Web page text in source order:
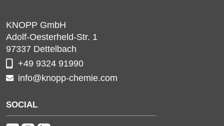
KNOPP GmbH
Adolf-Oesterheld-Str. 1
97337 Dettelbach
+49 9324 91990
info@knopp-chemie.com
SOCIAL